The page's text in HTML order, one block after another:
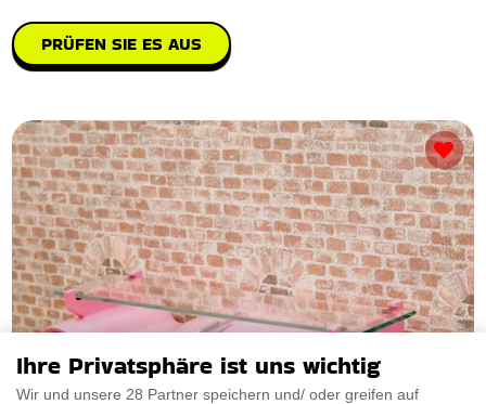
PRÜFEN SIE ES AUS
Ihre Privatsphäre ist uns wichtig
Wir und unsere 28 Partner speichern und/ oder greifen auf